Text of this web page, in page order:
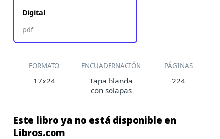
Digital
pdf
FORMATO ENCUADERNACIÓN PÁGINAS
17x24
Tapa blanda
con solapas
224
Este libro ya no está disponible en
Libros.com